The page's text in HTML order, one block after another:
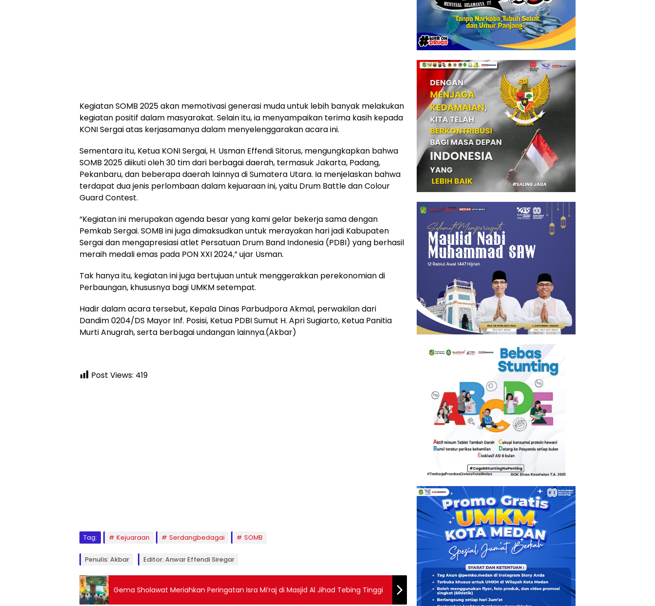
Kegiatan SOMB 2025 akan memotivasi generasi muda untuk lebih banyak melakukan
kegiatan positif dalam masyarakat. Selain itu, ia menyampaikan terima kasih kepada
KONI Sergai atas kerjasamanya dalam menyelenggarakan acara ini.
Sementara itu, Ketua KONI Sergai, H. Usman Effendi Sitorus, mengungkapkan bahwa
SOMB 2025 diikuti oleh 30 tim dari berbagai daerah, termasuk Jakarta, Padang,
Pekanbaru, dan beberapa daerah lainnya di Sumatera Utara. Ia menjelaskan bahwa
terdapat dua jenis perlombaan dalam kejuaraan ini, yaitu Drum Battle dan Colour
Guard Contest.
“Kegiatan ini merupakan agenda besar yang kami gelar bekerja sama dengan
Pemkab Sergai. SOMB ini juga dimaksudkan untuk merayakan hari jadi Kabupaten
Sergai dan mengapresiasi atlet Persatuan Drum Band Indonesia (PDBI) yang berhasil
meraih medali emas pada PON XXI 2024,” ujar Usman.
Tak hanya itu, kegiatan ini juga bertujuan untuk menggerakkan perekonomian di
Perbaungan, khususnya bagi UMKM setempat.
Hadir dalam acara tersebut, Kepala Dinas Parbudpora Akmal, perwakilan dari
Dandim 0204/DS Mayor Inf. Posisi, Ketua PDBI Sumut H. Apri Sugiarto, Ketua Panitia
Murti Anugrah, serta berbagai undangan lainnya.(Akbar)
Post Views: 419
Tag: Kejuaraan Serdangbedagai SOMB
Penulis: Akbar Editor: Anwar Effendi Siregar
Gema Sholawat Meriahkan Peringatan Isra Mi’raj di Masjid Al Jihad Tebing Tinggi